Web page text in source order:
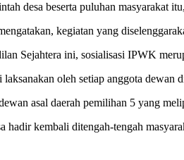
desa beserta puluhan masyarakat
kegiatan yang
Sejahtera ini, sosialisasi IPWK
oleh setiap anggota dewan
asal daerah pemilihan 5 yang
hadir kembali ditengah-tengah